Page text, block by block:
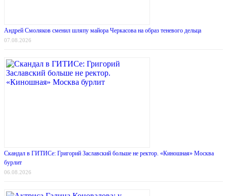
Андрей Смоляков сменил шляпу майора Черкасова на образ теневого дельца
07.08.2026
Скандал в ГИТИСе: Григорий Заславский больше не ректор. «Киношная» Москва
бурлит
06.08.2026